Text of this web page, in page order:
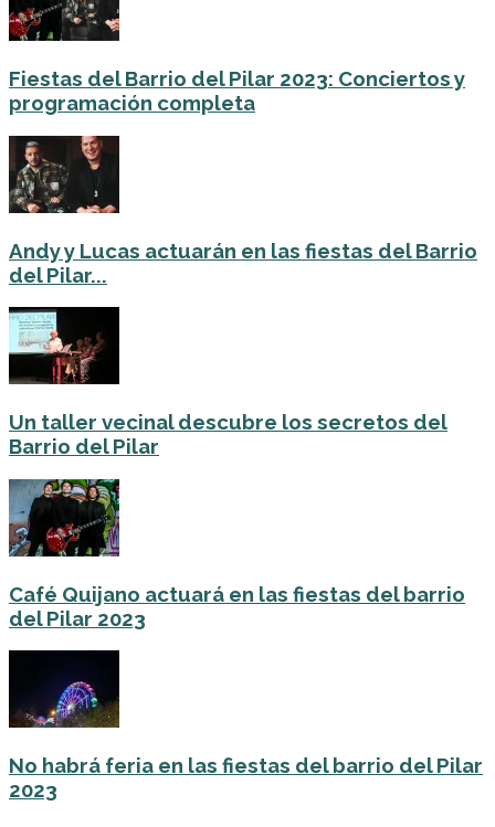
Fiestas del Barrio del Pilar 2023: Conciertos y
programación completa
Andy y Lucas actuarán en las fiestas del Barrio
del Pilar...
Un taller vecinal descubre los secretos del
Barrio del Pilar
Café Quijano actuará en las fiestas del barrio
del Pilar 2023
No habrá feria en las fiestas del barrio del Pilar
2023